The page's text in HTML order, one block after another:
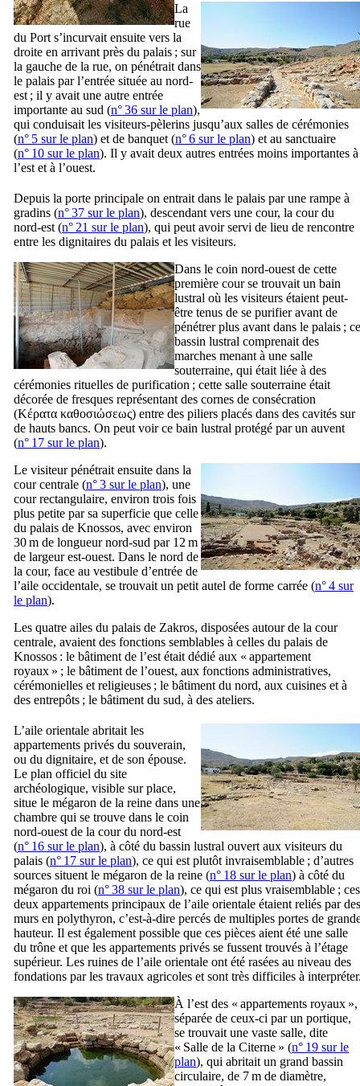
La
rue
du Port s’incurvait ensuite vers la
droite en arrivant près du palais ; sur
la gauche de la rue, on pénétrait dans
le palais par l’entrée située au nord-
est ; il y avait une autre entrée
importante au sud (n° 36 sur le plan),
qui conduisait les visiteurs-pèlerins jusqu’aux salles de cérémonies
(n° 5 sur le plan) et de banquet (n° 6 sur le plan) et au sanctuaire
(n° 10 sur le plan). Il y avait deux autres entrées moins importantes à
l’est et à l’ouest.
Depuis la porte principale on entrait dans le palais par une rampe à
gradins (n° 37 sur le plan), descendant vers une cour, la cour du
nord-est (n° 21 sur le plan), qui peut avoir servi de lieu de rencontre
entre les dignitaires du palais et les visiteurs.
Dans le coin nord-ouest de cette
première cour se trouvait un bain
lustral où les visiteurs étaient peut-
être tenus de se purifier avant de
pénétrer plus avant dans le palais ; ce
bassin lustral comprenait des
marches menant à une salle
souterraine, qui était liée à des
cérémonies rituelles de purification ; cette salle souterraine était
décorée de fresques représentant des cornes de consécration
(Κέρατα καθοσιώσεως) entre des piliers placés dans des cavités sur
de hauts bancs. On peut voir ce bain lustral protégé par un auvent
(n° 17 sur le plan).
Le visiteur pénétrait ensuite dans la
cour centrale (n° 3 sur le plan), une
cour rectangulaire, environ trois fois
plus petite par sa superficie que celle
du palais de Knossos, avec environ
30 m de longueur nord-sud par 12 m
de largeur est-ouest. Dans le nord de
la cour, face au vestibule d’entrée de
l’aile occidentale, se trouvait un petit autel de forme carrée (n° 4 sur
le plan).
Les quatre ailes du palais de Zakros, disposées autour de la cour
centrale, avaient des fonctions semblables à celles du palais de
Knossos : le bâtiment de l’est était dédié aux « appartement
royaux » ; le bâtiment de l’ouest, aux fonctions administratives,
cérémonielles et religieuses ; le bâtiment du nord, aux cuisines et à
des entrepôts ; le bâtiment du sud, à des ateliers.
L’aile orientale abritait les
appartements privés du souverain,
ou du dignitaire, et de son épouse.
Le plan officiel du site
archéologique, visible sur place,
situe le mégaron de la reine dans une
chambre qui se trouve dans le coin
nord-ouest de la cour du nord-est
(n° 16 sur le plan), à côté du bassin lustral ouvert aux visiteurs du
palais (n° 17 sur le plan), ce qui est plutôt invraisemblable ; d’autres
sources situent le mégaron de la reine (n° 18 sur le plan) à côté du
mégaron du roi (n° 38 sur le plan), ce qui est plus vraisemblable ; ces
deux appartements principaux de l’aile orientale étaient reliés par des
murs en polythyron, c’est-à-dire percés de multiples portes de
hauteur. Il est également possible que ces pièces aient été une salle
du trône et que les appartements privés se fussent trouvés à l’étage
supérieur. Les ruines de l’aile orientale ont été rasées au niveau des
fondations par les travaux agricoles et sont très difficiles à
À l’est des « appartements royaux »,
séparée de ceux-ci par un portique,
se trouvait une vaste salle, dite
« Salle de la Citerne » (n° 19 sur le
plan), qui abritait un grand bassin
circulaire, de 7 m de diamètre,